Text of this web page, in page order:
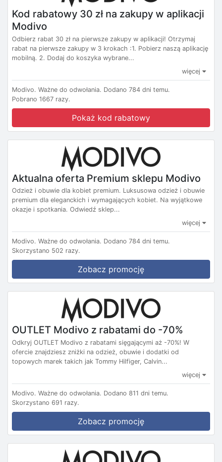
Kod rabatowy 30 zł na zakupy w aplikacji
Modivo
Odbierz rabat 30 zł na pierwsze zakupy w aplikacji! Otrzymaj
rabat na pierwsze zakupy w 3 krokach :1. Pobierz naszą aplikację
mobilną. 2. Dodaj do koszyka wybrane...
więcej
Modivo. Ważne do odwołania. Dodano 784 dni temu.
Pobrano 1667 razy.
Pokaż kod rabatowy
Aktualna oferta Premium sklepu Modivo
Odzież i obuwie dla kobiet premium. Luksusowa odzież i obuwie
premium dla eleganckich i wymagających kobiet. Na wyjątkowe
okazje i spotkania. Odwiedź sklep...
więcej
Modivo. Ważne do odwołania. Dodano 784 dni temu.
Skorzystano 502 razy.
Zobacz promocję
OUTLET Modivo z rabatami do -70%
Odkryj OUTLET Modivo z rabatami sięgającymi aż -70%! W
ofercie znajdziesz zniżki na odzież, obuwie i dodatki od
topowych marek takich jak Tommy Hilfiger, Calvin...
więcej
Modivo. Ważne do odwołania. Dodano 811 dni temu.
Skorzystano 691 razy.
Zobacz promocję